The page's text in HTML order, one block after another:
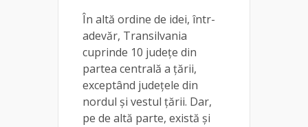
În altă ordine de idei, într-
adevăr, Transilvania
cuprinde 10 județe din
partea centrală a țării,
exceptând județele din
nordul și vestul țării. Dar,
pe de altă parte, există și